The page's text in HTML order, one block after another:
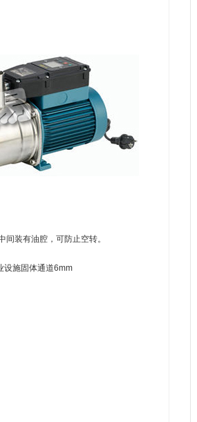
装有油腔，可防止空转。
设施固体通道6mm